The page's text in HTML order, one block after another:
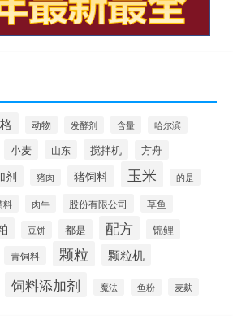
动物 发酵剂 含量 哈尔滨
小麦 山东 搅拌机 方舟
剂 猪肉 猪饲料 玉米 的是
料 肉牛 股份有限公司 草鱼
豆饼 都是 配方 锦鲤
青饲料 颗粒 颗粒机
饲料添加剂 魔法 鱼粉 麦麸